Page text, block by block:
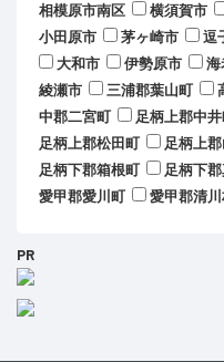
相模原市南区
横須賀市
小田原市
茅ヶ崎市 逗
大和市
伊勢原市 海
綾瀬市
三浦郡葉山町
中郡二宮町
足柄上郡中
足柄上郡松田町
足柄上
足柄下郡箱根町
足柄下
愛甲郡愛川町
愛甲郡清
PR